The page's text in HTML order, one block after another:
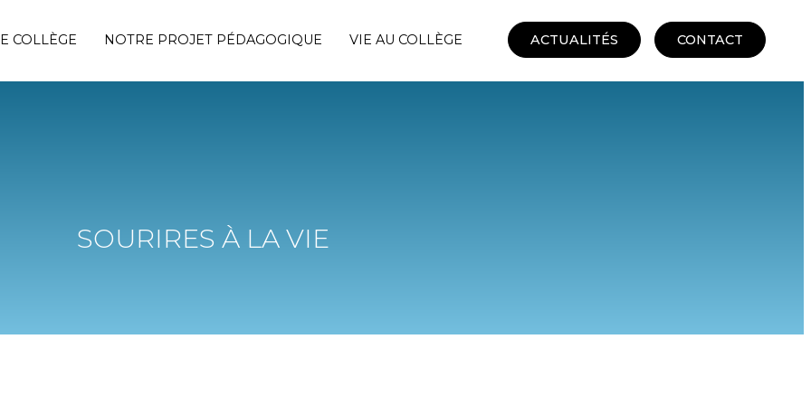
COLLÈGE NOTRE PROJET PÉDAGOGIQUE VIE AU COLLÈGE ACTUALITÉS CONTACT
SOURIRES À LA VIE